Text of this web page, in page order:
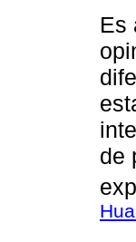
Es
de